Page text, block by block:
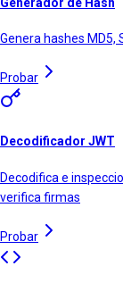
Genera hashes MD5,
Probar
Decodificador JWT
Decodifica e
verifica firmas
Probar